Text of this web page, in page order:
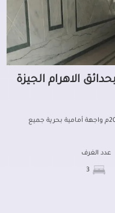
للبيع من المالك شقة 175م تحميل قديم تعادل 200م واجهة أمامية بحرية جميع
عدد الغرف